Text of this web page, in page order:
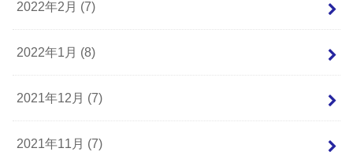
2022年2月 (7)
2022年1月 (8)
2021年12月 (7)
2021年11月 (7)